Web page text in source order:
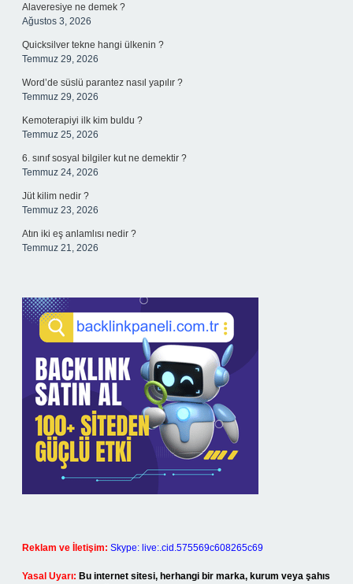
Alaveresiye ne demek ?
Ağustos 3, 2026
Quicksilver tekne hangi ülkenin ?
Temmuz 29, 2026
Word’de süslü parantez nasıl yapılır ?
Temmuz 29, 2026
Kemoterapiyi ilk kim buldu ?
Temmuz 25, 2026
6. sınıf sosyal bilgiler kut ne demektir ?
Temmuz 24, 2026
Jüt kilim nedir ?
Temmuz 23, 2026
Atın iki eş anlamlısı nedir ?
Temmuz 21, 2026
Reklam ve İletişim: Skype: live:.cid.575569c608265c69
Yasal Uyarı: Bu internet sitesi, herhangi bir marka, kurum veya şahıs